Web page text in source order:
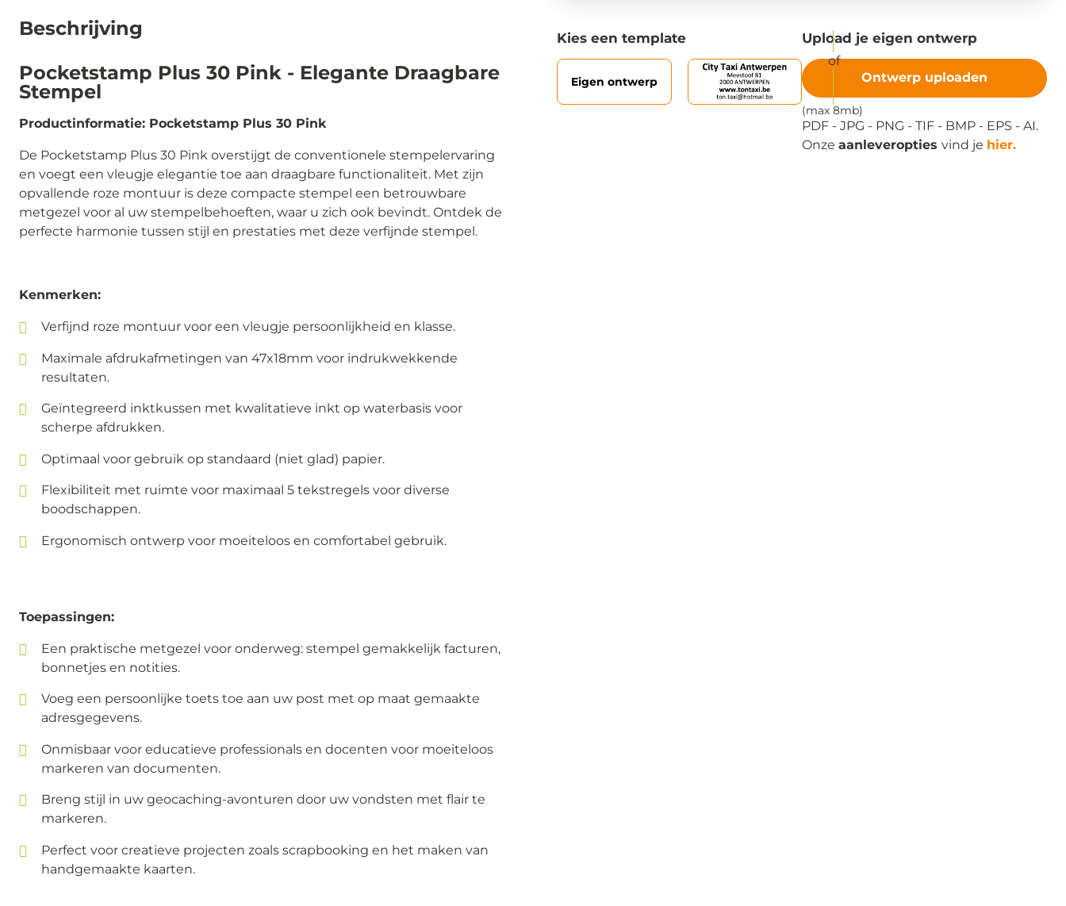
Beschrijving
Pocketstamp Plus 30 Pink - Elegante Draagbare
Stempel
Productinformatie: Pocketstamp Plus 30 Pink
De Pocketstamp Plus 30 Pink overstijgt de conventionele stempelervaring
en voegt een vleugje elegantie toe aan draagbare functionaliteit. Met zijn
opvallende roze montuur is deze compacte stempel een betrouwbare
metgezel voor al uw stempelbehoeften, waar u zich ook bevindt. Ontdek de
perfecte harmonie tussen stijl en prestaties met deze verfijnde stempel.
Kenmerken:
Verfijnd roze montuur voor een vleugje persoonlijkheid en klasse.
Maximale afdrukafmetingen van 47x18mm voor indrukwekkende
resultaten.
Geïntegreerd inktkussen met kwalitatieve inkt op waterbasis voor
scherpe afdrukken.
Optimaal voor gebruik op standaard (niet glad) papier.
Flexibiliteit met ruimte voor maximaal 5 tekstregels voor diverse
boodschappen.
Ergonomisch ontwerp voor moeiteloos en comfortabel gebruik.
Toepassingen:
Een praktische metgezel voor onderweg: stempel gemakkelijk facturen,
bonnetjes en notities.
Voeg een persoonlijke toets toe aan uw post met op maat gemaakte
adresgegevens.
Onmisbaar voor educatieve professionals en docenten voor moeiteloos
markeren van documenten.
Breng stijl in uw geocaching-avonturen door uw vondsten met flair te
markeren.
Perfect voor creatieve projecten zoals scrapbooking en het maken van
handgemaakte kaarten.
Kies een template
Eigen ontwerp
Upload je eigen ontwerp
Ontwerp uploaden
(max 8mb)
PDF - JPG - PNG - TIF - BMP - EPS - AI.
Onze aanleveropties vind je hier.